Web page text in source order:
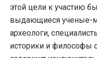
этой цели к участию
выдающиеся ученые-
археологи,
историки и философы